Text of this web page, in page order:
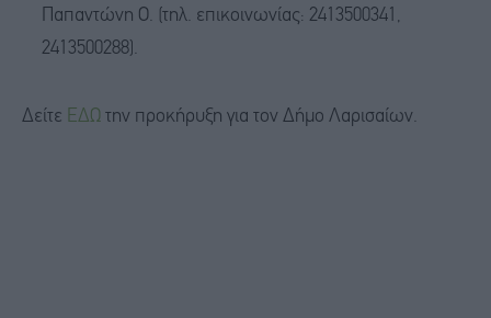
Παπαντώνη Ο. (τηλ. επικοινωνίας: 2413500341,
2413500288).
Δείτε ΕΔΩ την προκήρυξη για τον Δήμο Λαρισαίων.